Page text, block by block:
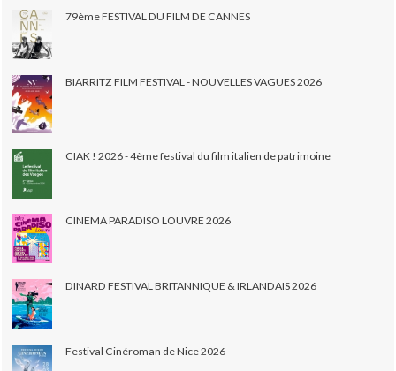
79ème FESTIVAL DU FILM DE CANNES
BIARRITZ FILM FESTIVAL - NOUVELLES VAGUES 2026
CIAK ! 2026 - 4ème festival du film italien de patrimoine
CINEMA PARADISO LOUVRE 2026
DINARD FESTIVAL BRITANNIQUE & IRLANDAIS 2026
Festival Cinéroman de Nice 2026